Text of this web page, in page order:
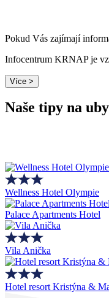
Pokud Vás zajímají
Infocentrum KRNAP je
Více >
Naše tipy na
Wellness Hotel Olympie
Palace Apartments Hotel
Vila Anička
Hotel resort Kristýna &